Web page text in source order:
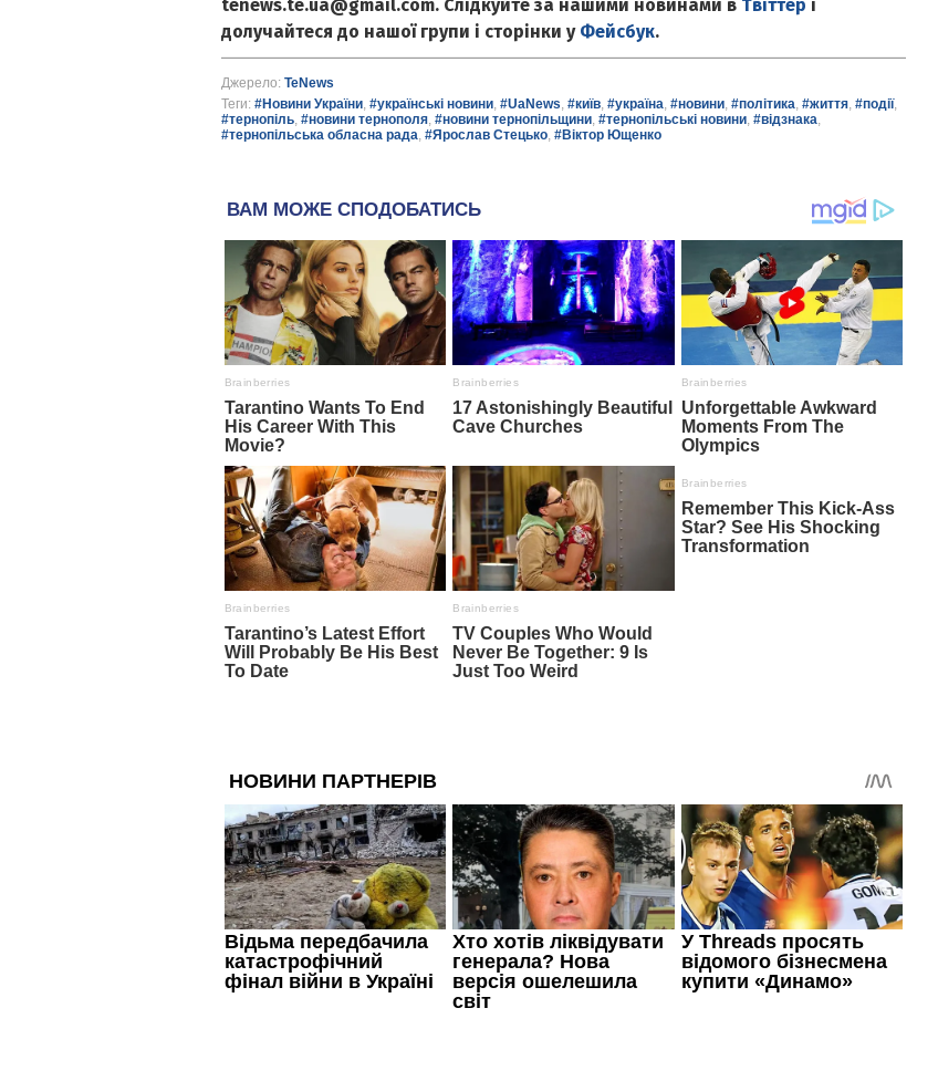
tenews.te.ua@gmail.com. Слідкуйте за нашими новинами в Твіттер і
долучайтеся до нашої групи і сторінки у Фейсбук.
Джерело: TeNews
Теги: #Новини України, #українські новини, #UaNews, #київ, #україна, #новини, #політика, #життя, #події,
#тернопіль, #новини тернополя, #новини тернопільщини, #тернопільські новини, #відзнака,
#тернопільська обласна рада, #Ярослав Стецько, #Віктор Ющенко